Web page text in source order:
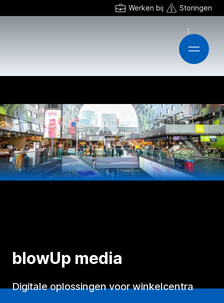
Werken bij Storingen
blowUp media
Digitale oplossingen voor winkelcentra